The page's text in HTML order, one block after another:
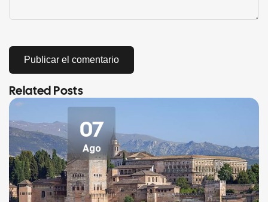
Related Posts
07
Ago